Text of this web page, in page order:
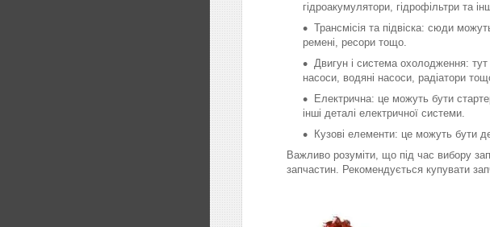
гідроакумулятори, гідрофільтри та
Трансмісія та підвіска: сюди
ремені, ресори тощо.
Двигун і система охолодження: тут
насоси, водяні насоси, радіатори
Електрична: це можуть бути
інші деталі електричної системи.
Кузові елементи: це можуть бути
Важливо розуміти, що під час вибору
запчастин. Рекомендується купувати